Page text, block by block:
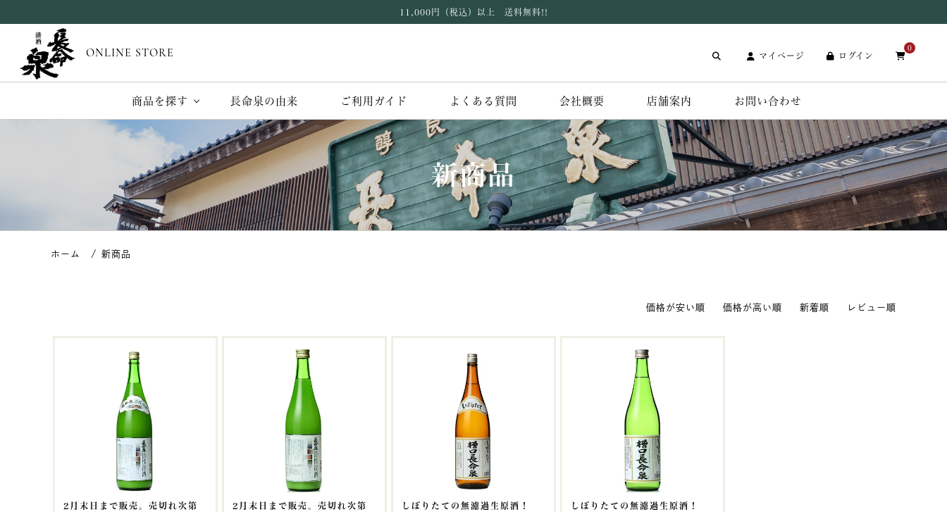
11,000円（税込）以上 送料無料!!
ONLINE STORE マイページ ログイン
0
商品を探す 長命泉の由来 ご利用ガイド よくある質問 会社概要 店舗案内 お問い合わせ
新商品
新商品
価格が安い順 価格が高い順 新着順 レビュー順
2月末日まで販売。売切れ次第
2月末日まで販売。売切れ次第
しぼりたての無濾過生原酒！ しぼりたての無濾過生原酒！